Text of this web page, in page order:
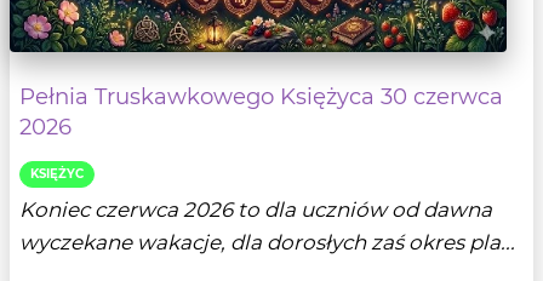
Pełnia Truskawkowego Księżyca 30 czerwca
2026
KSIĘŻYC
Koniec czerwca 2026 to dla uczniów od dawna
wyczekane wakacje, dla dorosłych zaś okres pla...